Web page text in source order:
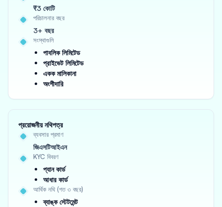
₹3 কোটি
পরিচালনার বছর
3+ বছর
সংস্থাগুলি
পাবলিক লিমিটেড
প্রাইভেট লিমিটেড
একক মালিকানা
অংশীদারি
প্রয়োজনীয় নথিপত্র
ব্যবসার প্রমাণ
জিএসটিআইএন
KYC বিবরণ
প্যান কার্ড
আধার কার্ড
আর্থিক নথি (গত ৩ বছর)
ব্যাঙ্ক স্টেটমেন্ট